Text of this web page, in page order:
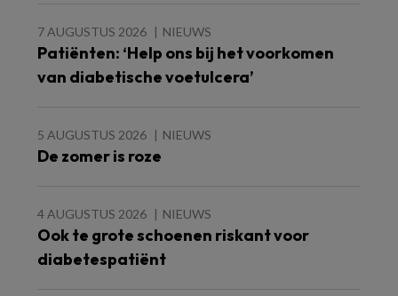
7 AUGUSTUS 2026 NIEUWS
Patiënten: ‘Help ons bij het voorkomen
van diabetische voetulcera’
5 AUGUSTUS 2026 NIEUWS
De zomer is roze
4 AUGUSTUS 2026 NIEUWS
Ook te grote schoenen riskant voor
diabetespatiënt